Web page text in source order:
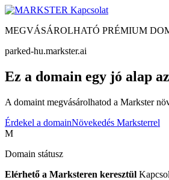
Kapcsolat
MEGVÁSÁROLHATÓ PRÉMIUM
parked-hu.markster.ai
Ez a domain egy jó alap
A domaint megvásárolhatod a Markster
Érdekel a domainNövekedés Marksterrel
M
Domain státusz
Elérhető a Marksteren keresztül